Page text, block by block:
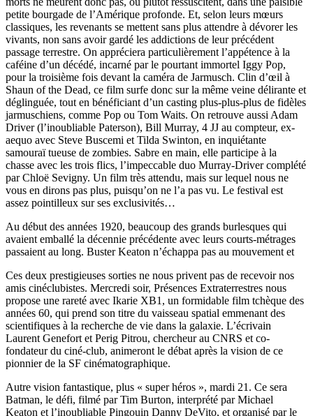
petite bourgade de l’Amérique profonde. Et, selon leurs mœurs
classiques, les revenants se mettent sans plus attendre à dévorer les
vivants, non sans avoir gardé les addictions de leur précédent
passage terrestre. On appréciera particulièrement l’appétence à la
caféine d’un décédé, incarné par le pourtant immortel Iggy Pop,
pour la troisième fois devant la caméra de Jarmusch. Clin d’œil à
Shaun of the Dead, ce film surfe donc sur la même veine délirante et
déglinguée, tout en bénéficiant d’un casting plus-plus-plus de fidèles
jarmuschiens, comme Pop ou Tom Waits. On retrouve aussi Adam
Driver (l’inoubliable Paterson), Bill Murray, 4 JJ au compteur, ex-
aequo avec Steve Buscemi et Tilda Swinton, en inquiétante
samouraï tueuse de zombies. Sabre en main, elle participe à la
chasse avec les trois flics, l’impeccable duo Murray-Driver complété
par Chloë Sevigny. Un film très attendu, mais sur lequel nous ne
vous en dirons pas plus, puisqu’on ne l’a pas vu. Le festival est
assez pointilleux sur ses exclusivités…
Au début des années 1920, beaucoup des grands burlesques qui
avaient emballé la décennie précédente avec leurs courts-métrages
passaient au long. Buster Keaton n’échappa pas au mouvement et
Ces deux prestigieuses sorties ne nous privent pas de recevoir nos
amis cinéclubistes. Mercredi soir, Présences Extraterrestres nous
propose une rareté avec Ikarie XB1, un formidable film tchèque des
années 60, qui prend son titre du vaisseau spatial emmenant des
scientifiques à la recherche de vie dans la galaxie. L’écrivain
Laurent Genefort et Perig Pitrou, chercheur au CNRS et co-
fondateur du ciné-club, animeront le débat après la vision de ce
pionnier de la SF cinématographique.
Autre vision fantastique, plus « super héros », mardi 21. Ce sera
Batman, le défi, filmé par Tim Burton, interprété par Michael
Keaton et l’inoubliable Pingouin Danny DeVito, et organisé par le